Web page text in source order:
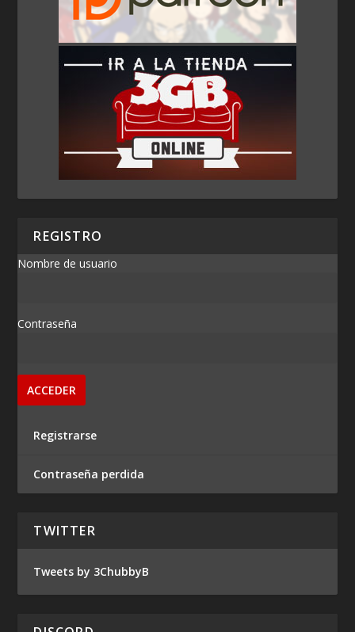
REGISTRO
Nombre de usuario
Contraseña
Registrarse
Contraseña perdida
TWITTER
Tweets by 3ChubbyB